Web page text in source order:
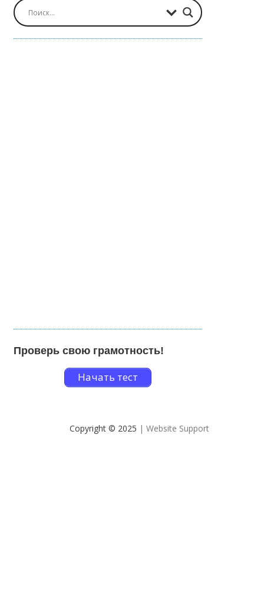
Проверь свою грамотность!
Начать тест
Copyright © 2025 | Website Support